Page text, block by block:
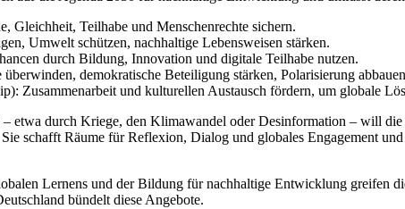
Gleichheit, Teilhabe und Menschenrechte sichern.
Umwelt schützen, nachhaltige Lebensweisen stärken.
durch Bildung, Innovation und digitale Teilhabe nutzen.
demokratische Beteiligung stärken, Polarisierung
Zusammenarbeit und kulturellen Austausch fördern, um globale
etwa durch Kriege, den Klimawandel oder Desinformation – will
schafft Räume für Reflexion, Dialog und globales Engagement
Lernens und der Bildung für nachhaltige Entwicklung greifen
bündelt diese Angebote.